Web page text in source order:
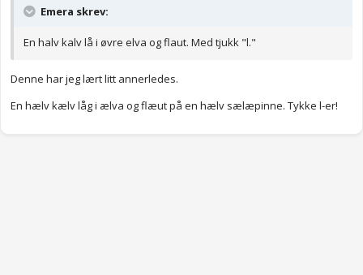
Emera skrev:
En halv kalv lå i øvre elva og flaut. Med tjukk "l."
Denne har jeg lært litt annerledes.
En hælv kælv låg i ælva og flæut på en hælv sælæpinne. Tykke l-er!